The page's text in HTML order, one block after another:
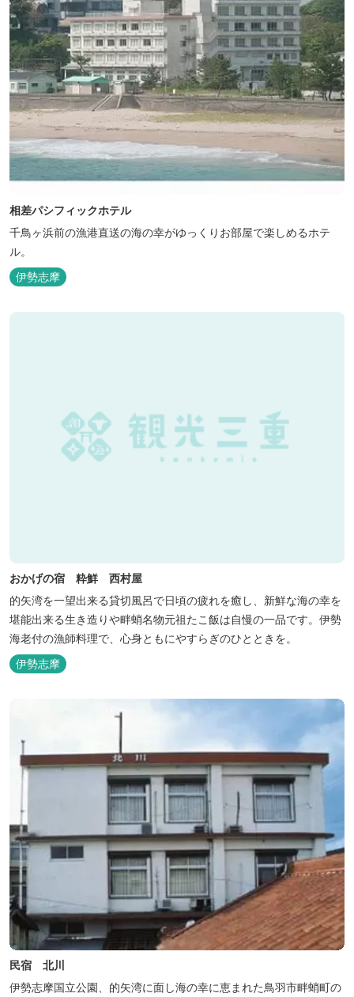
相差パシフィックホテル
千鳥ヶ浜前の漁港直送の海の幸がゆっくりお部屋で楽しめるホテ
ル。
伊勢志摩
おかげの宿 粋鮮 西村屋
的矢湾を一望出来る貸切風呂で日頃の疲れを癒し、新鮮な海の幸を
堪能出来る生き造りや畔蛸名物元祖たこ飯は自慢の一品です。伊勢
海老付の漁師料理で、心身ともにやすらぎのひとときを。
伊勢志摩
民宿 北川
伊勢志摩国立公園、的矢湾に面し海の幸に恵まれた鳥羽市畔蛸町の